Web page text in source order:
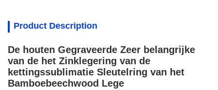
Product Description
De houten Gegraveerde Zeer belangrijke
van de het Zinklegering van de
kettingssublimatie Sleutelring van het
Bamboebeechwood Lege